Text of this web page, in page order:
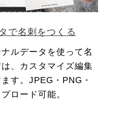
で名刺をつくる
ルデータを使って名
、カスタマイズ編集
す。JPEG・PNG・
ロード可能。